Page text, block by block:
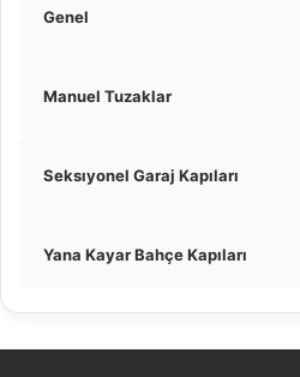
Genel
Manuel Tuzaklar
Seksıyonel Garaj Kapıları
Yana Kayar Bahçe Kapıları